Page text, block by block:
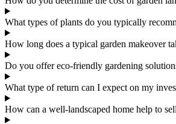
What types of plants do you typically
How long does a typical garden makeover
Do you offer eco-friendly gardening
What type of return can I expect on my
How can a well-landscaped home help to